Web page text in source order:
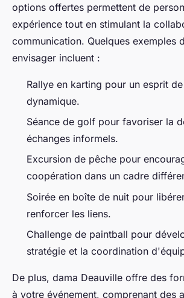
options offertes permettent de
expérience tout en stimulant la
communication. Quelques exemples
envisager incluent :
Rallye en karting pour un esprit
dynamique.
Séance de golf pour favoriser la
échanges informels.
Excursion de pêche pour
coopération dans un cadre
Soirée en boîte de nuit pour
renforcer les liens.
Challenge de paintball pour
stratégie et la coordination
De plus, dama Deauville offre des
à votre événement, comprenant des